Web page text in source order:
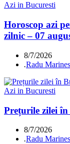
Azi in Bucuresti
Horoscop azi
zilnic – 07
8/7/2026
.Radu
Azi in Bucuresti
Prețurile zilei în
8/7/2026
.Radu